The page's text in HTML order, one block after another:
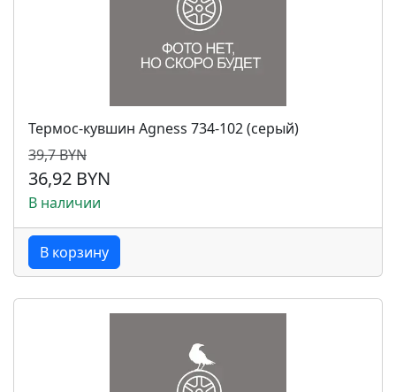
Термос-кувшин Agness 734-102 (серый)
39,7 BYN
36,92 BYN
В наличии
В корзину